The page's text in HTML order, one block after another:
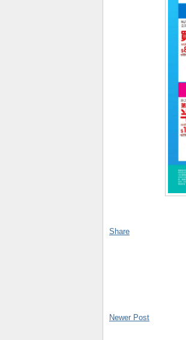
Share
Newer Post